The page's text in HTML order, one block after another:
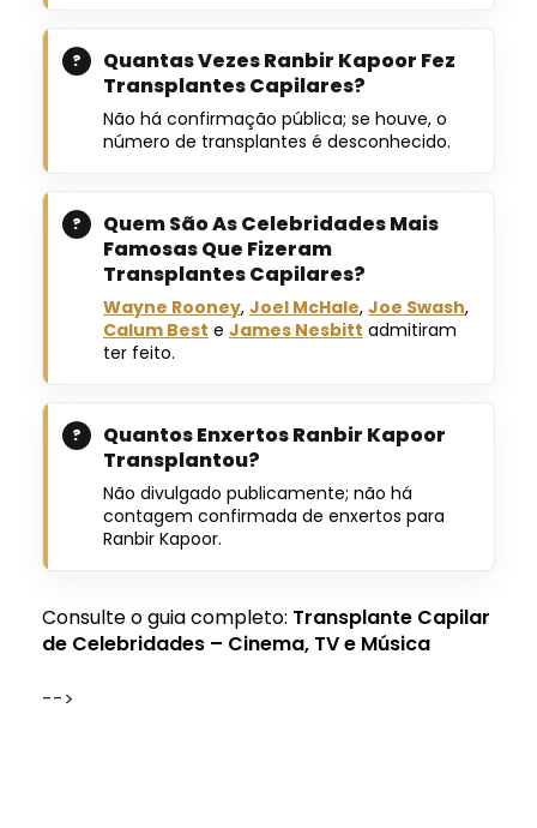
Quantas Vezes Ranbir Kapoor Fez
Transplantes Capilares?
Não há confirmação pública; se houve, o
número de transplantes é desconhecido.
Quem São As Celebridades Mais
Famosas Que Fizeram
Transplantes Capilares?
Wayne Rooney, Joel McHale, Joe Swash,
Calum Best e James Nesbitt admitiram
ter feito.
Quantos Enxertos Ranbir Kapoor
Transplantou?
Não divulgado publicamente; não há
contagem confirmada de enxertos para
Ranbir Kapoor.
Consulte o guia completo: Transplante Capilar
de Celebridades – Cinema, TV e Música
-->